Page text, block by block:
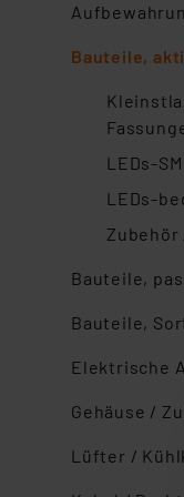
Bauteile,
LEDs-
LEDs-
Zubehör
Bauteile,
Bauteile,
Elektrische
Gehäuse /
Lüfter /